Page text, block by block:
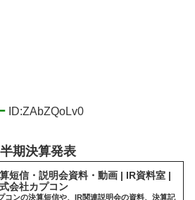
ID:ZAbZQoLv0
期決算発表
短信・説明会資料・動画 | IR資料室 |
会社カプコン
コンの決算短信や、IR関連説明会の資料、決算記